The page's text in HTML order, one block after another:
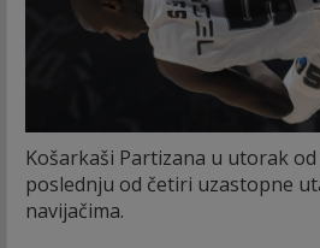
Košarkaši Partizana u utorak
poslednju od četiri uzastopne
navijačima.